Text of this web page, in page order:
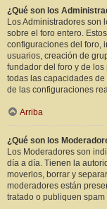
¿Qué son los
Los Administradores son
sobre el foro entero.
configuraciones del foro,
usuarios, creación de
fundador del foro y de
todas las capacidades
de las configuraciones
Arriba
¿Qué son los
Los Moderadores son
día a día. Tienen la
moverlos, borrar y
moderadores están
tratado o publiquen